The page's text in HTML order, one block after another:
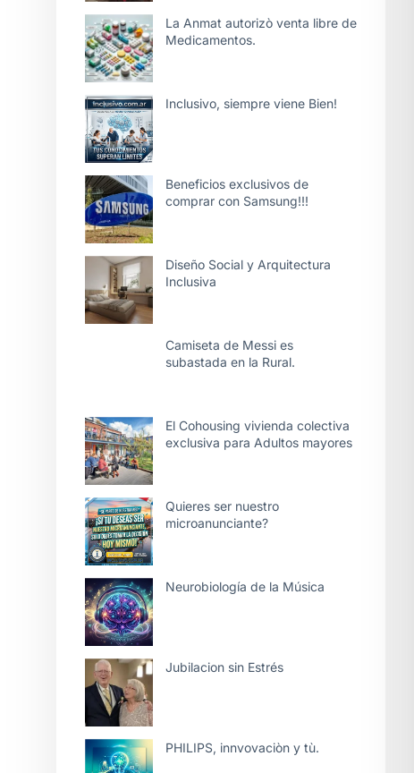
La Anmat autorizò venta libre de
Medicamentos.
Inclusivo, siempre viene Bien!
Beneficios exclusivos de
comprar con Samsung!!!
Diseño Social y Arquitectura
Inclusiva
Camiseta de Messi es
subastada en la Rural.
El Cohousing vivienda colectiva
exclusiva para Adultos mayores
Quieres ser nuestro
microanunciante?
Neurobiología de la Música
Jubilacion sin Estrés
PHILIPS, innvovaciòn y tù.